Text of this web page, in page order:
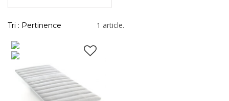
Tri : Pertinence 1 article.